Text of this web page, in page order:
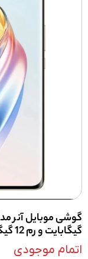
گیگابایت و رم 12 گیگابایت
اتمام موجودی